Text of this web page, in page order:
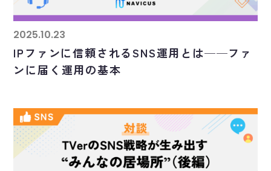
2025.10.23
IPファンに信頼されるSNS運用とは──ファ
ンに届く運用の基本